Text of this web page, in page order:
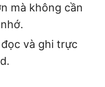
mà không cần
và ghi trực